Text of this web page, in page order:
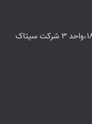
تهران،خیابان مدنی شمالی،کوچه رمضانی،پلاک 18،واحد 3 شرکت سیتاک